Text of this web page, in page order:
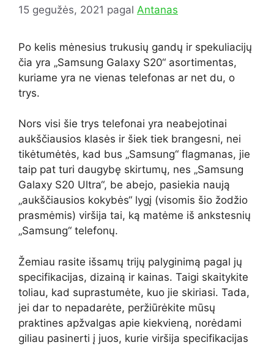
15 gegužės, 2021 pagal Antanas
Po kelis mėnesius trukusių gandų ir spekuliacijų
čia yra „Samsung Galaxy S20“ asortimentas,
kuriame yra ne vienas telefonas ar net du, o
trys.
Nors visi šie trys telefonai yra neabejotinai
aukščiausios klasės ir šiek tiek brangesni, nei
tikėtumėtės, kad bus „Samsung“ flagmanas, jie
taip pat turi daugybę skirtumų, nes „Samsung
Galaxy S20 Ultra“, be abejo, pasiekia naują
„aukščiausios kokybės“ lygį (visomis šio žodžio
prasmėmis) viršija tai, ką matėme iš ankstesnių
„Samsung“ telefonų.
Žemiau rasite išsamų trijų palyginimą pagal jų
specifikacijas, dizainą ir kainas. Taigi skaitykite
toliau, kad suprastumėte, kuo jie skiriasi. Tada,
jei dar to nepadarėte, peržiūrėkite mūsų
praktines apžvalgas apie kiekvieną, norėdami
giliau pasinerti į juos, kurie viršija specifikacijas